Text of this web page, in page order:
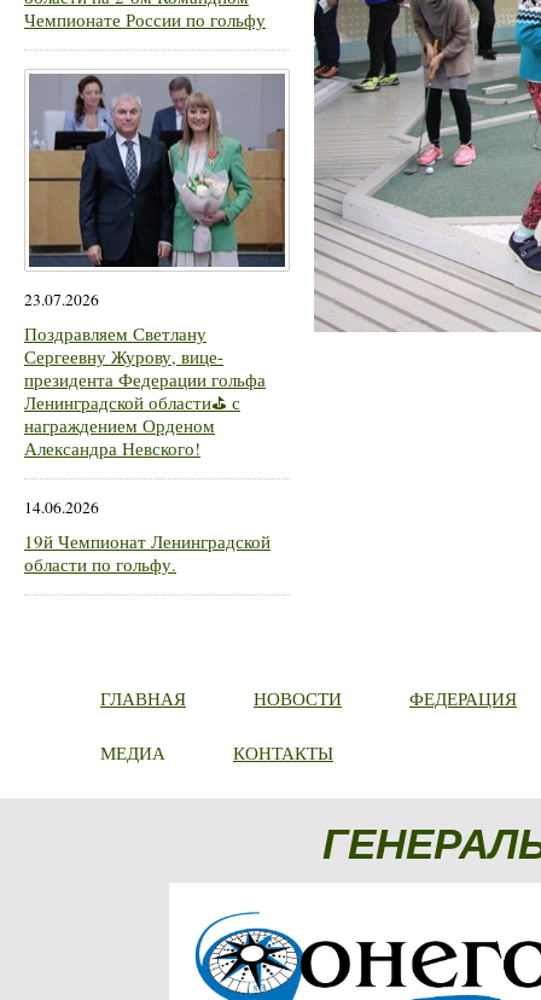
Чемпионате России по гольфу
23.07.2026
Поздравляем Светлану
Сергеевну Журову, вице-
президента Федерации гольфа
Ленинградской области⛳ с
награждением Орденом
Александра Невского!
14.06.2026
19й Чемпионат Ленинградской
области по гольфу.
ГЛАВНАЯ НОВОСТИ ФЕДЕРАЦИЯ
МЕДИА КОНТАКТЫ